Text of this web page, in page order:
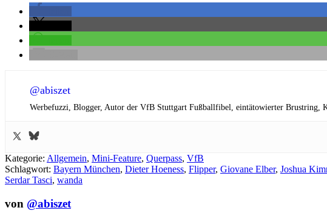
@abiszet
Werbefuzzi, Blogger, Autor der VfB Stuttgart Fußballfibel, eintätowierter Brustring,
Kategorie: Allgemein, Mini-Feature, Querpass, VfB
Schlagwort: Bayern München, Dieter Hoeness, Flipper, Giovane Elber, Joshua
Serdar Tasci, wanda
von @abiszet